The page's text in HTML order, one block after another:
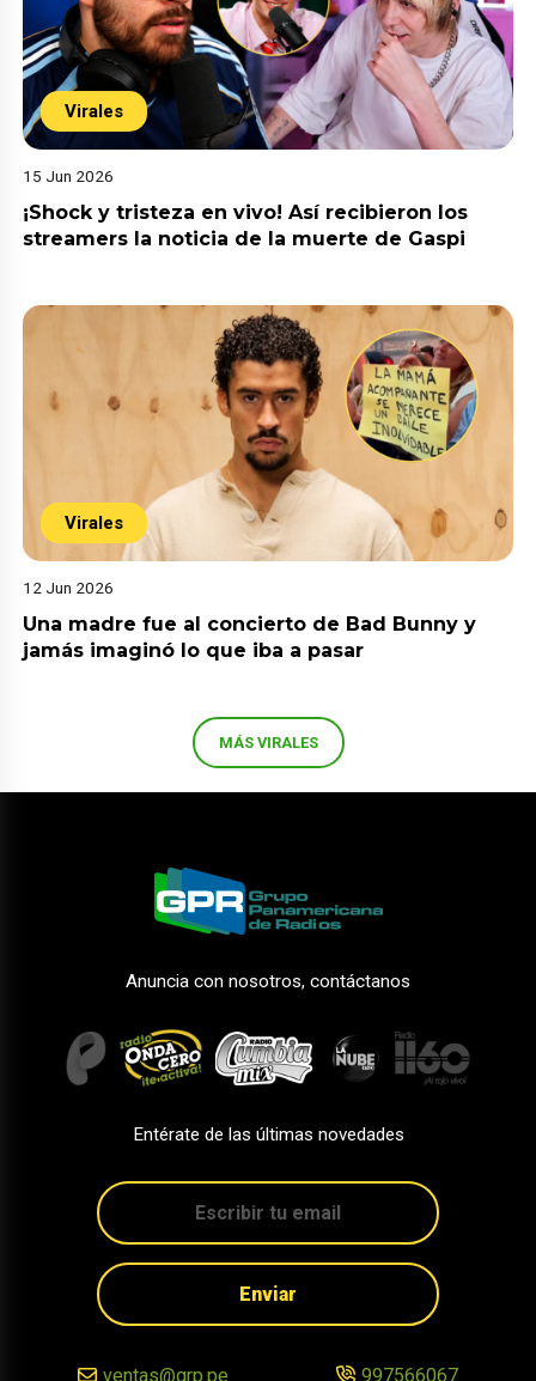
Virales
15 Jun 2026
¡Shock y tristeza en vivo! Así recibieron los
streamers la noticia de la muerte de Gaspi
Virales
12 Jun 2026
Una madre fue al concierto de Bad Bunny y
jamás imaginó lo que iba a pasar
MÁS VIRALES
Anuncia con nosotros, contáctanos
Entérate de las últimas novedades
Enviar
ventas@grp.pe 997566067